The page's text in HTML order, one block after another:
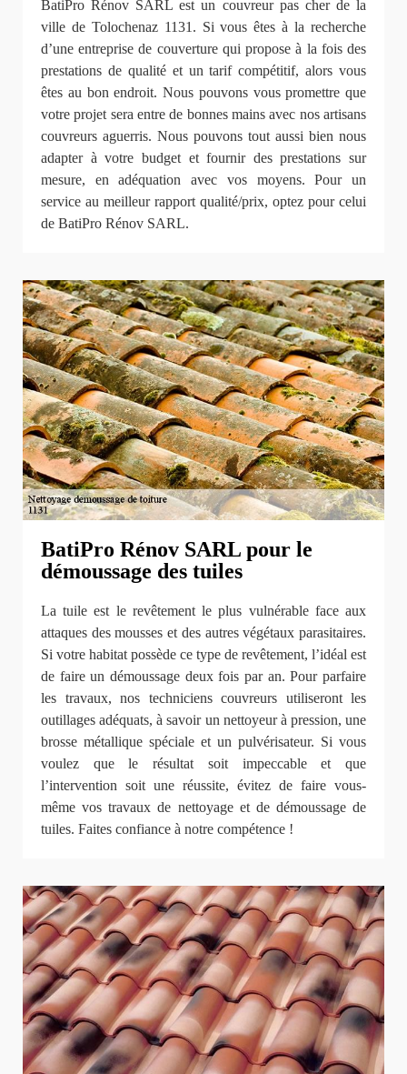
BatiPro Rénov SARL est un couvreur pas cher de la
ville de Tolochenaz 1131. Si vous êtes à la recherche
d’une entreprise de couverture qui propose à la fois des
prestations de qualité et un tarif compétitif, alors vous
êtes au bon endroit. Nous pouvons vous promettre que
votre projet sera entre de bonnes mains avec nos artisans
couvreurs aguerris. Nous pouvons tout aussi bien nous
adapter à votre budget et fournir des prestations sur
mesure, en adéquation avec vos moyens. Pour un
service au meilleur rapport qualité/prix, optez pour celui
de BatiPro Rénov SARL.
BatiPro Rénov SARL pour le
démoussage des tuiles
La tuile est le revêtement le plus vulnérable face aux
attaques des mousses et des autres végétaux parasitaires.
Si votre habitat possède ce type de revêtement, l’idéal est
de faire un démoussage deux fois par an. Pour parfaire
les travaux, nos techniciens couvreurs utiliseront les
outillages adéquats, à savoir un nettoyeur à pression, une
brosse métallique spéciale et un pulvérisateur. Si vous
voulez que le résultat soit impeccable et que
l’intervention soit une réussite, évitez de faire vous-
même vos travaux de nettoyage et de démoussage de
tuiles. Faites confiance à notre compétence !